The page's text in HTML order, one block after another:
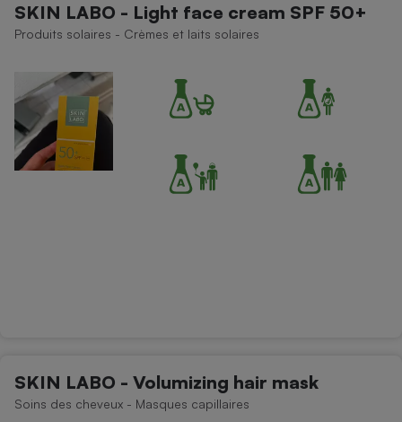
SKIN LABO - Light face cream SPF 50+
Produits solaires - Crèmes et laits solaires
SKIN LABO - Volumizing hair mask
Soins des cheveux - Masques capillaires